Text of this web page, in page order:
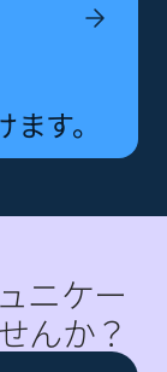
す。
ニケー
んか？